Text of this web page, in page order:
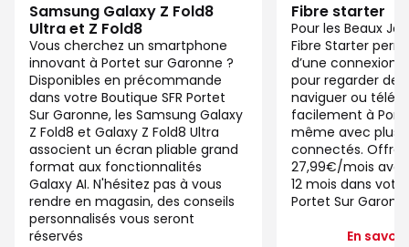
Samsung Galaxy Z Fold8
Ultra et Z Fold8
Vous cherchez un smartphone
innovant à Portet sur Garonne ?
Disponibles en précommande
dans votre Boutique SFR Portet
Sur Garonne, les Samsung Galaxy
Z Fold8 et Galaxy Z Fold8 Ultra
associent un écran pliable grand
format aux fonctionnalités
Galaxy AI. N'hésitez pas à vous
rendre en magasin, des conseils
personnalisés vous seront
réservés
Fibre starter
Pour les Beaux
Fibre Starter
d’une connexion
pour regarder des
naviguer ou
facilement à
même avec
connectés. Offre
27,99€/mois
12 mois dans
Portet Sur
En